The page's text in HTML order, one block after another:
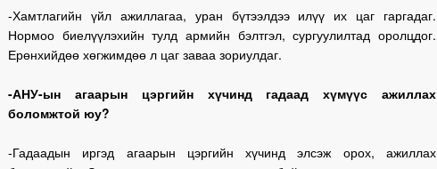
-Хамтлагийн үйл ажиллагаа, уран бүтээлдээ илүү их цаг гаргадаг.
Нормоо биелүүлэхийн тулд армийн бэлтгэл, сургуулилтад оролцдог.
Ерөнхийдөө хөгжимдөө л цаг заваа зориулдаг.
-АНУ-ын агаарын цэргийн хүчинд гадаад хүмүүс ажиллах
боломжтой юу?
-Гадаадын иргэд агаарын цэргийн хүчинд элсэж орох, ажиллах